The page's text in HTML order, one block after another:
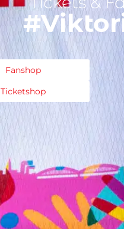
Fanshop
Ticketshop